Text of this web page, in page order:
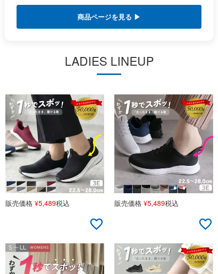
商品ページを見る ▶
LADIES LINEUP
販売価格 ¥5,489税込 販売価格 ¥5,489税込